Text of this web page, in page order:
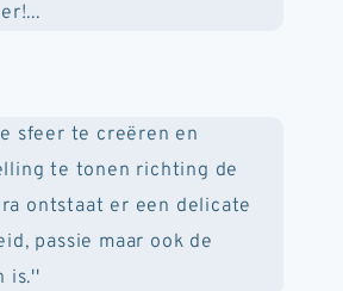
sfeer te creëren en
te tonen richting de
ontstaat er een delicate
passie maar ook de
is.''